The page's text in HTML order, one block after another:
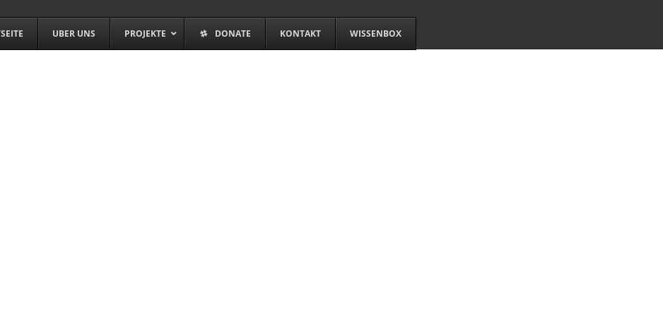
UBER UNS PROJEKTE DONATE KONTAKT WISSENBOX